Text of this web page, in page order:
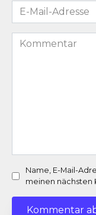
E-
Mail-
Adresse
Kommentar
Name, E-Mail-
meinen nächsten